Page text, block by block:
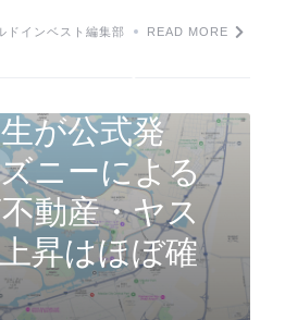
ドインベスト編集部 READ MORE
が公式発
ニーによる
動産・ヤス
昇はほぼ確